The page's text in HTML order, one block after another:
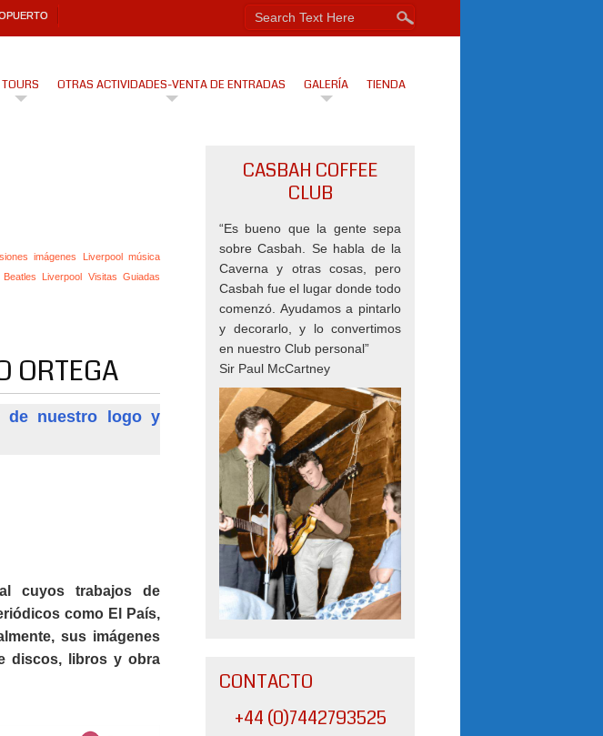
TOURS OTRAS ACTIVIDADES-VENTA DE ENTRADAS GALERÍA TIENDA
imágenes Liverpool música
Liverpool Visitas Guiadas
ORTEGA
de nuestro logo y
cuyos trabajos de
como El País,
sus imágenes
discos, libros y obra
CASBAH COFFEE
CLUB
“Es bueno que la gente sepa
sobre Casbah. Se habla de la
Caverna y otras cosas, pero
Casbah fue el lugar donde todo
comenzó. Ayudamos a pintarlo
y decorarlo, y lo convertimos
en nuestro Club personal”
Sir Paul McCartney
CONTACTO
+44 (0)7442793525